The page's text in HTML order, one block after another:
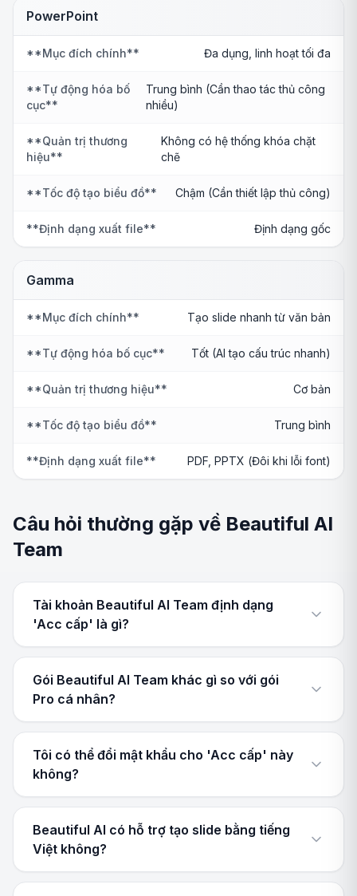
PowerPoint
**Mục đích chính** Đa dụng, linh hoạt tối đa
**Tự động hóa bố
cục**
Trung bình (Cần thao tác thủ công
nhiều)
**Quản trị thương
hiệu**
Không có hệ thống khóa chặt
chẽ
**Tốc độ tạo biểu đồ** Chậm (Cần thiết lập thủ công)
**Định dạng xuất file** Định dạng gốc
Gamma
**Mục đích chính** Tạo slide nhanh từ văn bản
**Tự động hóa bố cục** Tốt (AI tạo cấu trúc nhanh)
**Quản trị thương hiệu** Cơ bản
**Tốc độ tạo biểu đồ** Trung bình
**Định dạng xuất file** PDF, PPTX (Đôi khi lỗi font)
Câu hỏi thường gặp về Beautiful AI
Team
Tài khoản Beautiful AI Team định dạng
'Acc cấp' là gì?
Gói Beautiful AI Team khác gì so với gói
Pro cá nhân?
Tôi có thể đổi mật khẩu cho 'Acc cấp' này
không?
Beautiful AI có hỗ trợ tạo slide bằng tiếng
Việt không?